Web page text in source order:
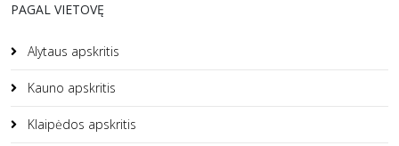
PAGAL VIETOVĘ
Alytaus apskritis
Kauno apskritis
Klaipėdos apskritis